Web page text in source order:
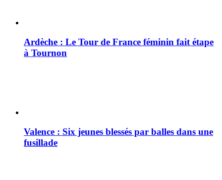
Ardèche : Le Tour de France féminin fait étape
à Tournon
Valence : Six jeunes blessés par balles dans une
fusillade